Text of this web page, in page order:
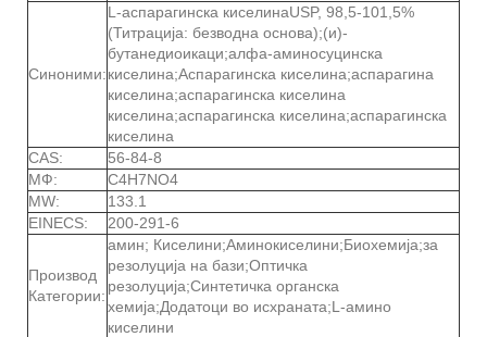
Синоними:
L-аспарагинска киселинаUSP, 98,5-101,5%
(Титрација: безводна основа);(и)-
бутанедиоикаци;алфа-аминосуцинска
киселина;Аспарагинска киселина;аспарагина
киселина;аспарагинска киселина
киселина;аспарагинска киселина;аспарагинска
киселина
CAS:
56-84-8
МФ:
C4H7NO4
MW:
133.1
EINECS:
200-291-6
Производ
Категории:
амин; Киселини;Аминокиселини;Биохемија;за
резолуција на бази;Оптичка
резолуција;Синтетичка органска
хемија;Додатоци во исхраната;L-амино
киселини